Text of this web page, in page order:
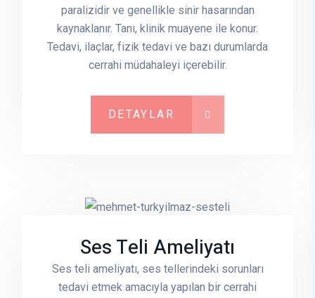
paralizidir ve genellikle sinir hasarından
kaynaklanır. Tanı, klinik muayene ile konur.
Tedavi, ilaçlar, fizik tedavi ve bazı durumlarda
cerrahi müdahaleyi içerebilir.
DETAYLAR
Ses Teli Ameliyatı
Ses teli ameliyatı, ses tellerindeki sorunları
tedavi etmek amacıyla yapılan bir cerrahi